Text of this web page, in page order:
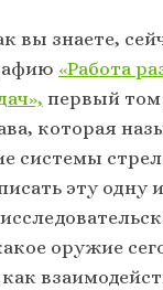
вы знаете,
«Работа
первый
которая
системы
эту одну
оружие